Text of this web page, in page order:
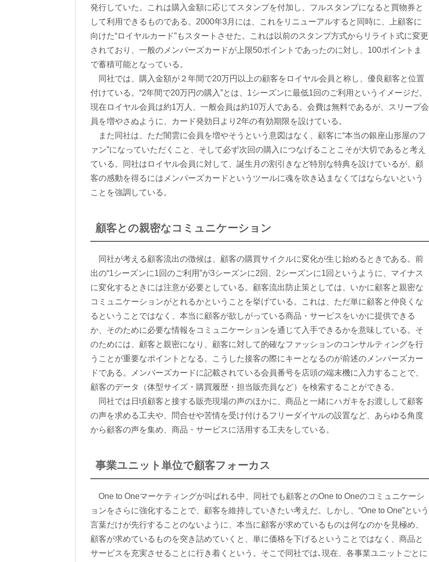
発行していた。これは購入金額に応じてスタンプを付加し、フルスタンプになると買物券と
して利用できるものである。2000年3月には、これをリニューアルすると同時に、上顧客に
向けた“ロイヤルカード”もスタートさせた。これは以前のスタンプ方式からリライト式に変更
されており、一般のメンバーズカードが上限50ポイントであったのに対し、100ポイントま
で蓄積可能となっている。
同社では、購入金額が２年間で20万円以上の顧客をロイヤル会員と称し、優良顧客と位置
付けている。“2年間で20万円の購入”とは、1シーズンに最低1回のご利用というイメージだ。
現在ロイヤル会員は約1万人、一般会員は約10万人である。会費は無料であるが、スリープ会
員を増やさぬように、カード発効日より2年の有効期限を設けている。
また同社は、ただ闇雲に会員を増やそうという意図はなく、顧客に“本当の銀座山形屋のフ
ァン”になっていただくこと、そして必ず次回の購入につなげることこそが大切であると考え
ている。同社はロイヤル会員に対して、誕生月の割引きなど特別な特典を設けているが、顧
客の感動を得るにはメンバーズカードというツールに魂を吹き込まなくてはならないという
ことを強調している。
顧客との親密なコミュニケーション
同社が考える顧客流出の徴候は、顧客の購買サイクルに変化が生じ始めるときである。前
出の“1シーズンに1回のご利用”が3シーズンに2回、2シーズンに1回というように、マイナス
に変化するときには注意が必要としている。顧客流出防止策としては、いかに顧客と親密な
コミュニケーションがとれるかということを挙げている。これは、ただ単に顧客と仲良くな
るということではなく、本当に顧客が欲しがっている商品・サービスをいかに提供できる
か、そのために必要な情報をコミュニケーションを通じて入手できるかを意味している。そ
のためには、顧客と親密になり、顧客に対して的確なファッションのコンサルティングを行
うことが重要なポイントとなる。こうした接客の際にキーとなるのが前述のメンバーズカー
ドである。メンバーズカードに記載されている会員番号を店頭の端末機に入力することで、
顧客のデータ（体型サイズ・購買履歴・担当販売員など）を検索することができる。
同社では日頃顧客と接する販売現場の声のほかに、商品と一緒にハガキをお渡しして顧客
の声を求める工夫や、問合せや苦情を受け付けるフリーダイヤルの設置など、あらゆる角度
から顧客の声を集め、商品・サービスに活用する工夫をしている。
事業ユニット単位で顧客フォーカス
One to Oneマーケティングが叫ばれる中、同社でも顧客とのOne to Oneのコミュニケーシ
ョンをさらに強化することで、顧客を維持していきたい考えだ。しかし、“One to One”という
言葉だけが先行することのないように、本当に顧客が求めているものは何なのかを見極め、
顧客が求めているものを突き詰めていくと、単に価格を下げるということではなく、商品と
サービスを充実させることに行き着くという。そこで同社では､現在、各事業ユニットごとに